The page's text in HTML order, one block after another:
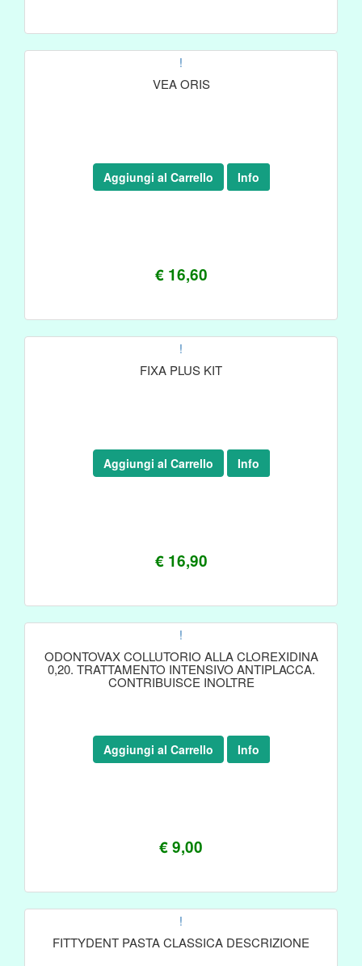
!
VEA ORIS
€ 16,60
Aggiungi al Carrello Info
!
FIXA PLUS KIT
€ 16,90
Aggiungi al Carrello Info
!
ODONTOVAX COLLUTORIO ALLA CLOREXIDINA
0,20. TRATTAMENTO INTENSIVO ANTIPLACCA.
CONTRIBUISCE INOLTRE
€ 9,00
Aggiungi al Carrello Info
!
FITTYDENT PASTA CLASSICA DESCRIZIONE